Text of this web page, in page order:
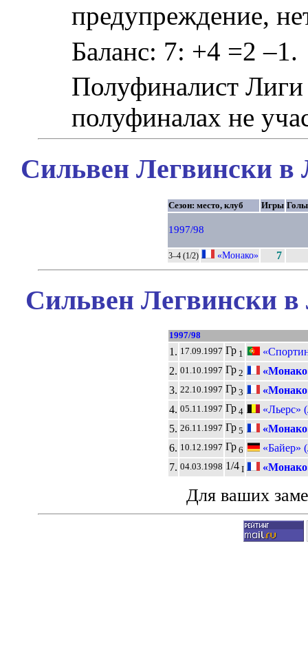
предупреждение,
Баланс: 7: +4 =2 –1.
Полуфиналист
полуфиналах не
Сильвен Легвински в
Сезон: место, клуб Игры Голы
1997/98
3–4 (1/2) «Монако» 7
Сильвен Легвински
1997/98
1. 17.09.1997 Гр1
2. 01.10.1997 Гр2
3. 22.10.1997 Гр3
4. 05.11.1997 Гр4
«Льерс»
5. 26.11.1997 Гр5
6. 10.12.1997 Гр6
«Байер»
7. 04.03.1998 1/4I
Для ваших